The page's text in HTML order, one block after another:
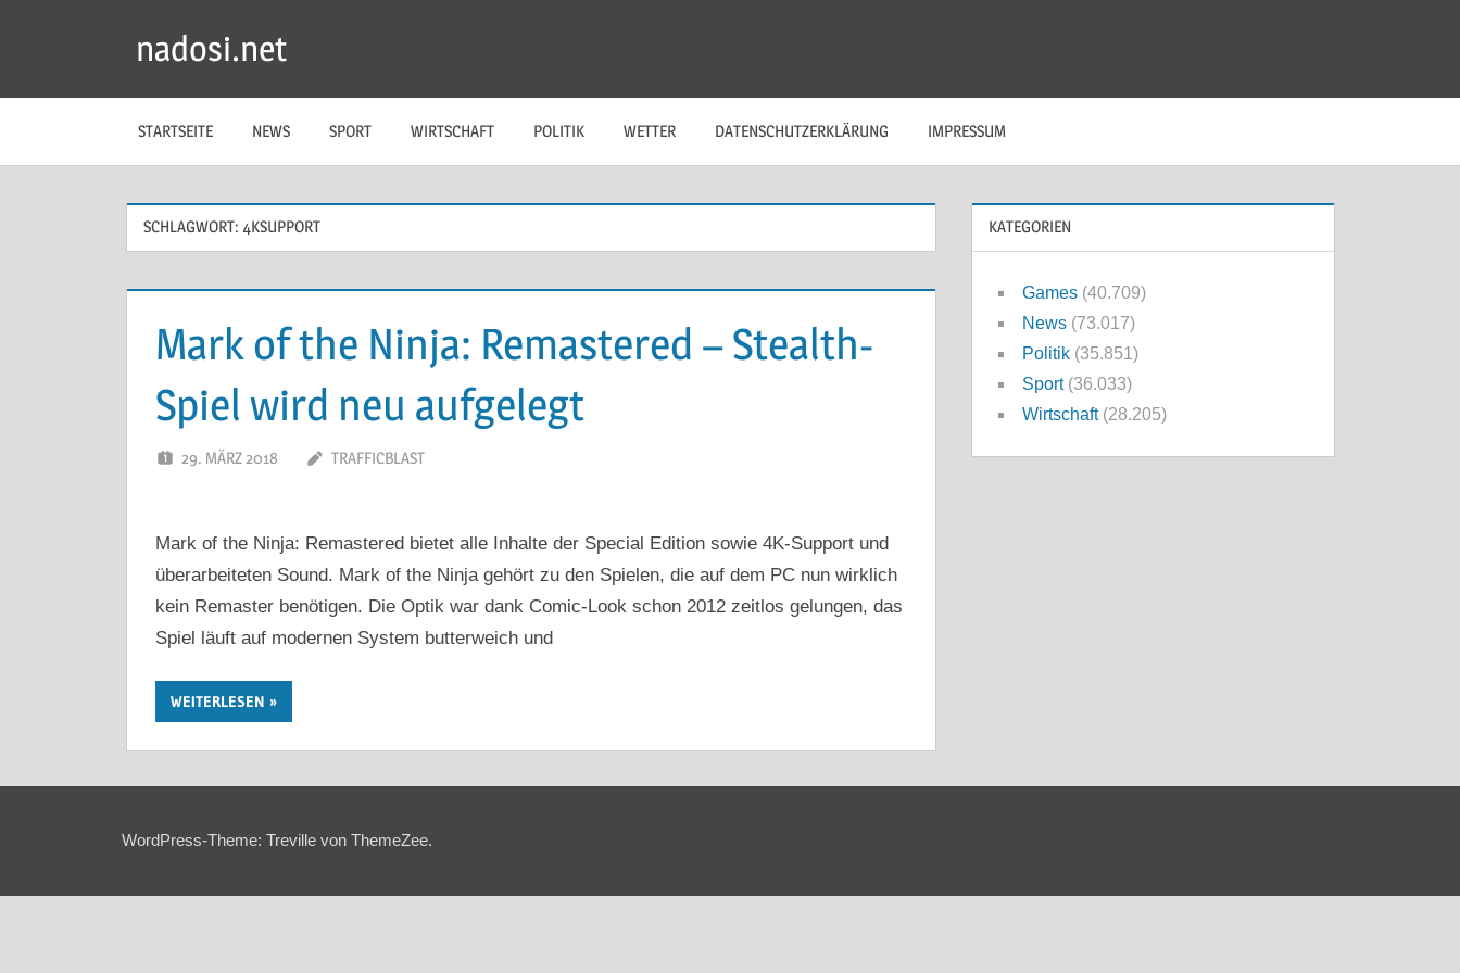
nadosi.net
STARTSEITE NEWS SPORT WIRTSCHAFT POLITIK WETTER DATENSCHUTZERKLÄRUNG IMPRESSUM
SCHLAGWORT: 4KSUPPORT
Mark of the Ninja: Remastered – Stealth-
Spiel wird neu aufgelegt
29. MÄRZ 2018 TRAFFICBLAST
Mark of the Ninja: Remastered bietet alle Inhalte der Special Edition sowie 4K-Support und
überarbeiteten Sound. Mark of the Ninja gehört zu den Spielen, die auf dem PC nun wirklich
kein Remaster benötigen. Die Optik war dank Comic-Look schon 2012 zeitlos gelungen, das
Spiel läuft auf modernen System butterweich und
WEITERLESEN
KATEGORIEN
Games (40.709)
News (73.017)
Politik (35.851)
Sport(36.033)
Wirtschaft(28.205)
WordPress-Theme: Treville von ThemeZee.